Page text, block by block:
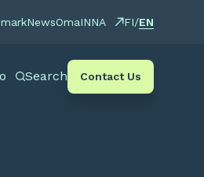
NewsOmaINNA FI/EN
Search Contact Us